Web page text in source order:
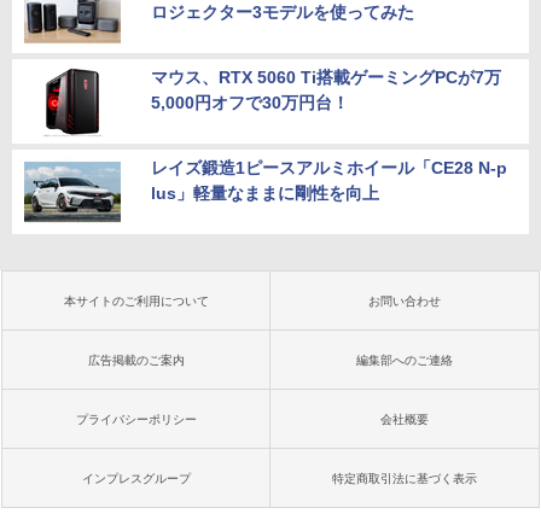
ロジェクター3モデルを使ってみた
マウス、RTX 5060 Ti搭載ゲーミングPCが7万
5,000円オフで30万円台！
レイズ鍛造1ピースアルミホイール「CE28 N-p
lus」軽量なままに剛性を向上
本サイトのご利用について お問い合わせ
広告掲載のご案内 編集部へのご連絡
プライバシーポリシー 会社概要
インプレスグループ 特定商取引法に基づく表示